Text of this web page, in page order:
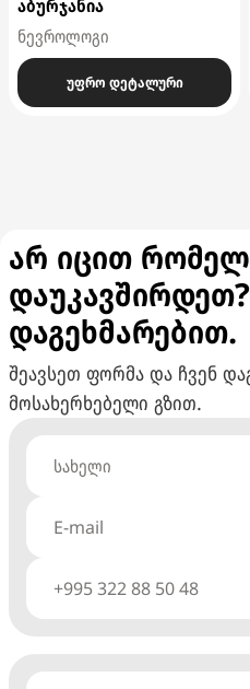
აბურჯანია
ნევროლოგი
უფრო დეტალური
არ იცით რომელ
დაგეხმარებით.
შეავსეთ ფორმა და ჩვენ
მოსახერხებელი გზით.